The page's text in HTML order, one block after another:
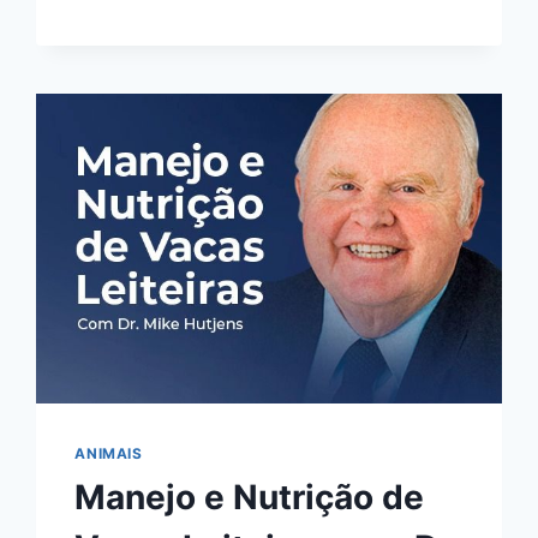
DO
LEANDRO
VIANNA,
FUNCIONA
MESMO?
HOTMART
É
CONFIÁVEL?
ANIMAIS
Manejo e Nutrição de